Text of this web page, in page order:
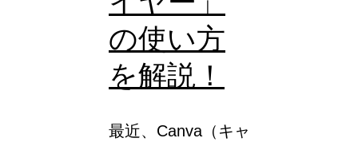
習
の使い方
を解説！
最近、Canva（キャ